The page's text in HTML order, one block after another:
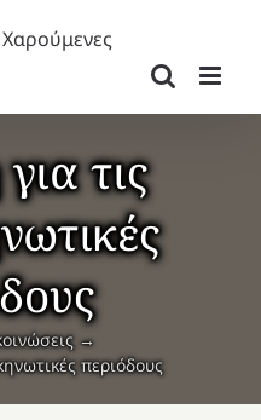
τις
περιόδους